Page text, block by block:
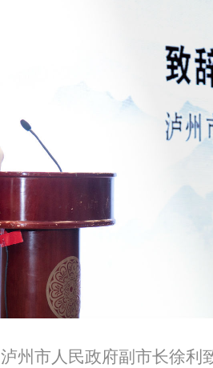
泸州市人民政府副市长徐利